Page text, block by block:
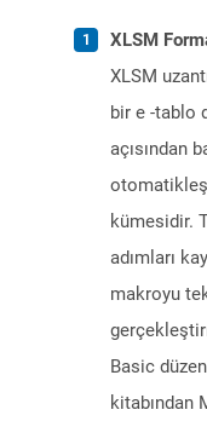
XLSM
XLSM
bir e -tablo
açısından
kümesidir.
adımları
makroyu
Basic
kitabından